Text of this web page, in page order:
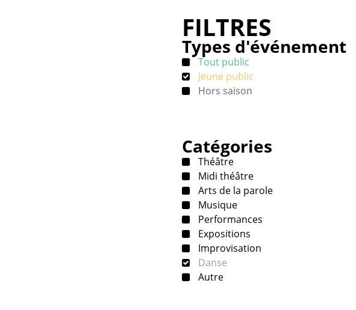
FILTRES
Types d'événement
Tout public
Jeune public
Hors saison
Catégories
Théâtre
Midi théâtre
Arts de la parole
Musique
Performances
Expositions
Improvisation
Danse
Autre